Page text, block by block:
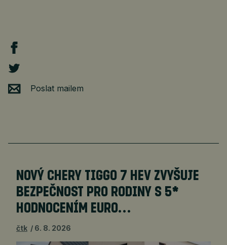
Poslat mailem
NOVÝ CHERY TIGGO 7 HEV ZVYŠUJE
BEZPEČNOST PRO RODINY S 5*
HODNOCENÍM EURO…
čtk 6. 8. 2026